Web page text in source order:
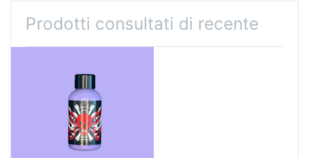
Prodotti consultati di recente